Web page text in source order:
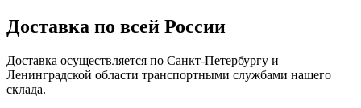
Доставка по всей России
Доставка осуществляется по Санкт-Петербургу и
Ленинградской области транспортными службами нашего
склада.